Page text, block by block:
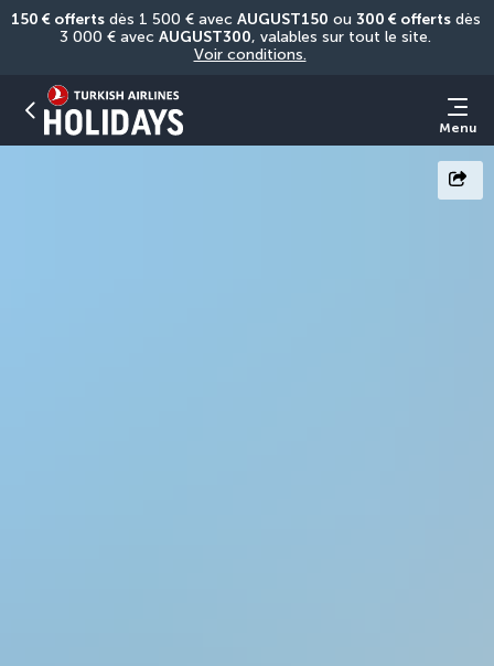
150 € offerts dès 1 500 € avec AUGUST150 ou 300 € offerts dès
3 000 € avec AUGUST300
Voir conditions.
Menu